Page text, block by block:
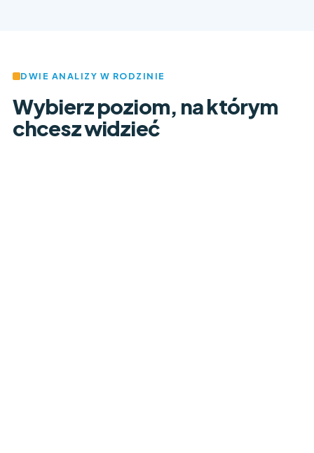
DWIE ANALIZY W RODZINIE
Wybierz poziom, na którym
chcesz widzieć